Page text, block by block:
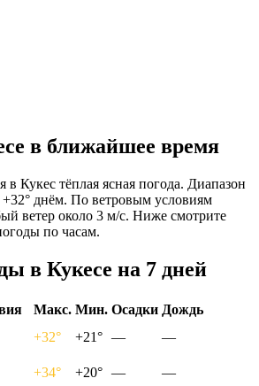
в ближайшее время
в Кукес тёплая ясная погода. Диапазон
+32° днём. По ветровым условиям
ветер около 3 м/с. Ниже смотрите
по часам.
в Кукесе на 7 дней
Макс. Мин. Осадки Дождь
+32° +21° —
—
+34° +20° —
—